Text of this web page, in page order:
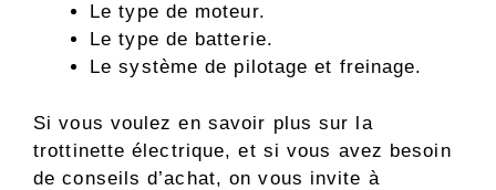
Le type de moteur.
Le type de batterie.
Le système de pilotage et freinage.
Si vous voulez en savoir plus sur la
trottinette électrique, et si vous avez besoin
de conseils d’achat, on vous invite à